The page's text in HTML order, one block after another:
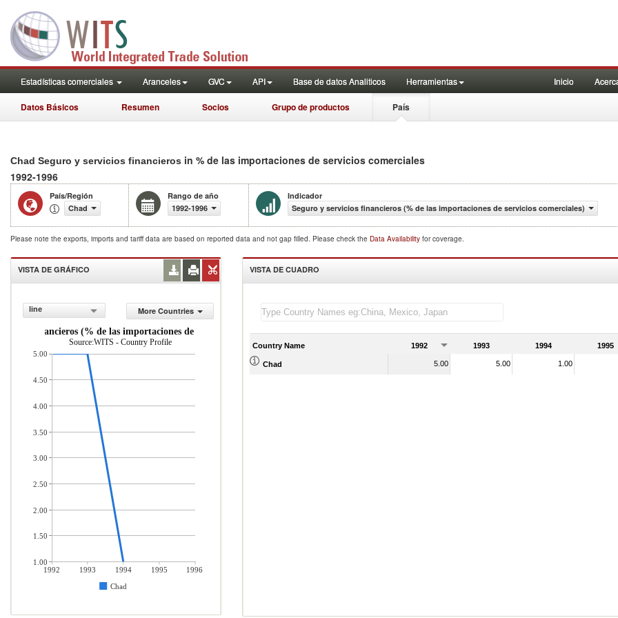
Estadísticas comerciales Aranceles GVC API Base de datos Analiticos Herramientas Inicio
Datos Básicos Resumen Socios Grupo de productos País
Chad Seguro y servicios financieros in % de las importaciones de servicios comerciales
1992-1996
País/Región
Chad
Rango de año
1992-1996
Indicador
Seguro y servicios financieros (% de las importaciones de servicios comerciales)
Please note the exports, imports and tariff data are based on reported data and not gap filled. Please check the Data Availability for coverage.
VISTA DE GRÁFICO
line
More Countries
financieros (% de las importaciones de servicios comerciales)
Source:WITS - Country Profile
1992 1993 1994 1995
1996
Chad
5.00
4.50
4.00
3.50
3.00
2.50
2.00
1.50
1.00
VISTA DE CUADRO
Country Name 1992 1993 1994 1995
Chad 5.00 5.00 1.00